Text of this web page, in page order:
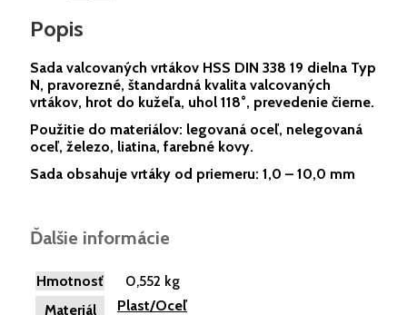
Popis
Sada valcovaných vrtákov HSS DIN 338 19 dielna Typ
N, pravorezné, štandardná kvalita valcovaných
vrtákov, hrot do kužeľa, uhol 118°, prevedenie čierne.
Použitie do materiálov: legovaná oceľ, nelegovaná
oceľ, železo, liatina, farebné kovy.
Sada obsahuje vrtáky od priemeru: 1,0 – 10,0 mm
Ďalšie informácie
Hmotnosť
0,552 kg
Materiál
Plast/Oceľ